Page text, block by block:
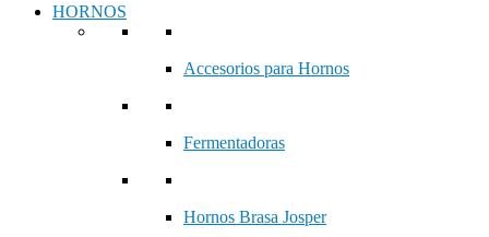
HORNOS
Accesorios para Hornos
Fermentadoras
Hornos Brasa Josper